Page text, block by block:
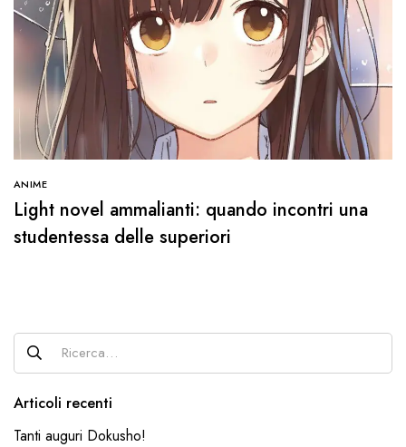
ANIME
Light novel ammalianti: quando incontri una
studentessa delle superiori
Articoli recenti
Tanti auguri Dokusho!